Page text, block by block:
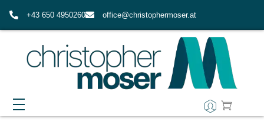
+43 650 4950260 office@christophermoser.at